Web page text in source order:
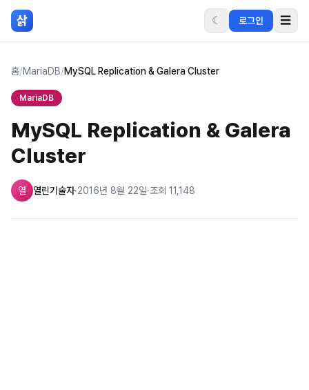
본문 바로가기
삵 ☾ 로그인 ☰
홈/MariaDB/MySQL Replication & Galera Cluster
MariaDB
MySQL Replication & Galera
Cluster
열 열린기술자·2016년 8월 22일·조회 11,148